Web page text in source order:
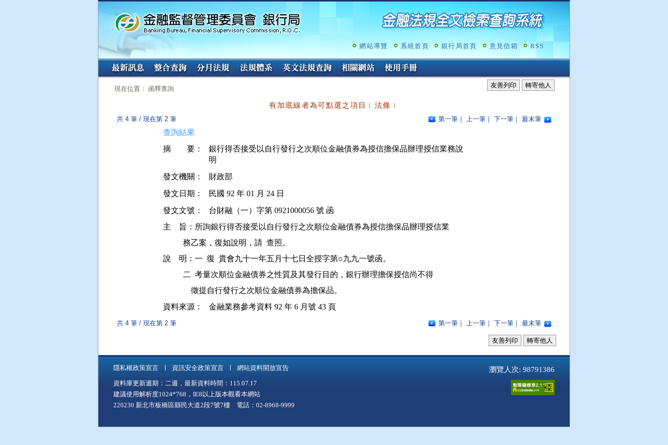
跳
容
網站導覽 系統首頁 銀行局首頁 意見信箱 RSS
:::
現在位置： 函釋查詢 友善列印 轉寄他人
有加底線者為可點選之項目﹝法條﹞
共 4 筆 / 現在第 2 筆 第一筆 ｜ 上一筆 ｜ 下一筆 ｜ 最末筆
查詢結果
摘 要：
銀行得否接受以自行發行之次順位金融債券為授信擔保品辦理授信業務說
明
發文機關：
財政部
發文日期：
民國 92 年 01 月 24 日
發文文號：
台財融（一）字第 0921000056 號 函
主    旨：所詢銀行得否接受以自行發行之次順位金融債券為授信擔保品辦理授信業
          務乙案，復如說明，請  查照。
說    明：一  復  貴會九十一年五月十七日全授字第○九九一號函。
          二  考量次順位金融債券之性質及其發行目的，銀行辦理擔保授信尚不得
資料來源：
金融業務參考資料 92 年 6 月號 43 頁
共 4 筆 / 現在第 2 筆 第一筆 ｜ 上一筆 ｜ 下一筆 ｜ 最末筆
友善列印 轉寄他人
隱私權政策宣言 資訊安全政策宣言 網站資料開放宣告 瀏覽人次: 98791386
資料庫更新週期：二週，最新資料時間：115.07.17
建議使用解析度1024*768，IE8以上版本觀看本網站
220230 新北市板橋區縣民大道2段7號7樓 電話：02-8968-9999